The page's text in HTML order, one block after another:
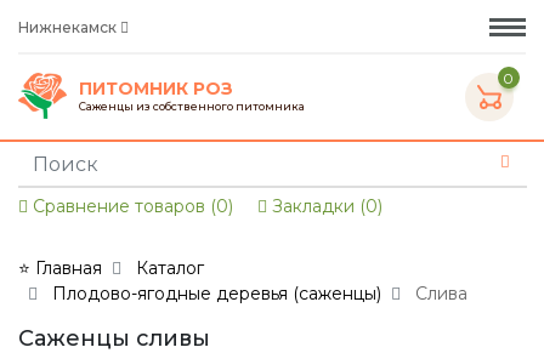
Нижнекамск
ПИТОМНИК РОЗ
Саженцы из собственного питомника
0
Сравнение товаров (0) Закладки (0)
⭐ Главная
Каталог
Плодово-ягодные деревья (саженцы)
Слива
Саженцы сливы